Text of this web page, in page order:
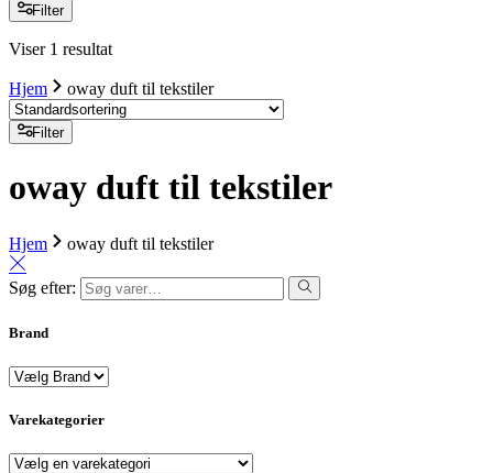
Filter
Viser 1 resultat
Hjem oway duft til tekstiler
Filter
oway duft til tekstiler
Hjem oway duft til tekstiler
Søg efter:
Brand
Varekategorier